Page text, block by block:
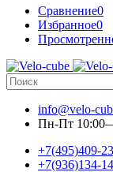
Сравнение0
Избранное0
info@velo-
Пн-Пт
+7(495)409-
+7(936)134-